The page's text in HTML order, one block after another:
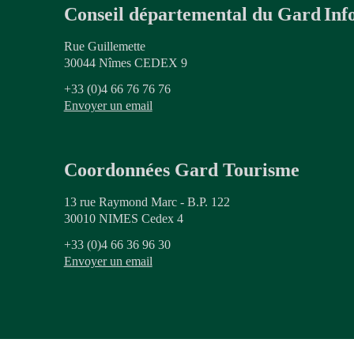
Conseil départemental du Gard
Rue Guillemette
30044 Nîmes CEDEX 9
+33 (0)4 66 76 76 76
Envoyer un email
Coordonnées Gard Tourisme
13 rue Raymond Marc - B.P. 122
30010 NIMES Cedex 4
+33 (0)4 66 36 96 30
Envoyer un email